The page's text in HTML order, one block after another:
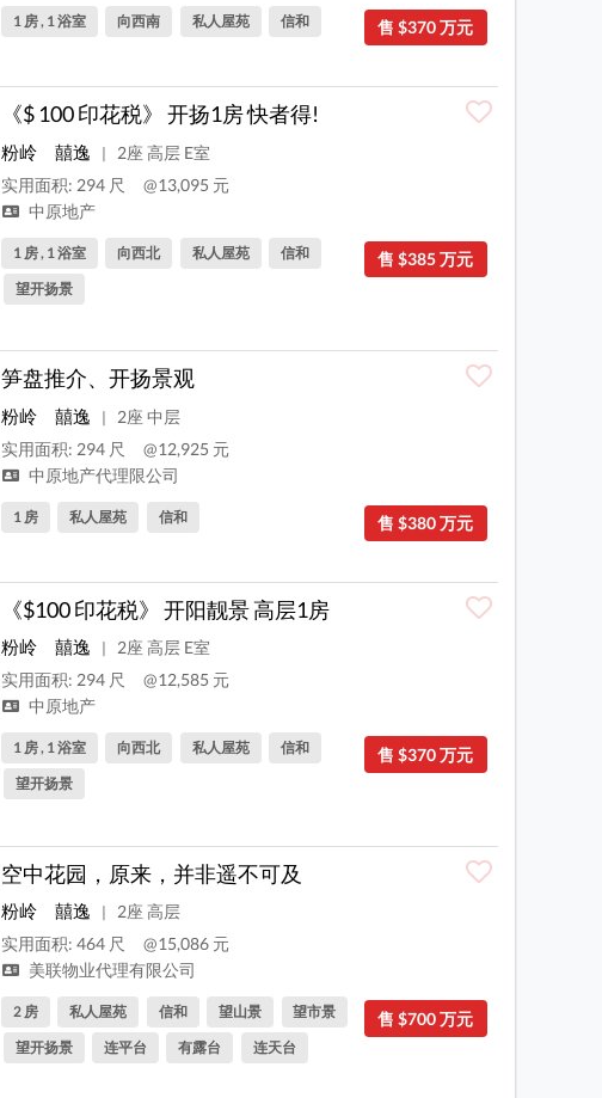
售 $370 万元
1 房 , 1 浴室 向西南 私人屋苑 信和
《$ 100 印花税》 开扬1房 快者得!
粉岭 囍逸 |
2座 高层 E室
实用面积: 294 尺
@13,095 元
中原地产
售 $385 万元
1 房 , 1 浴室 向西北 私人屋苑
信和
望开扬景
笋盘推介、开扬景观
粉岭 囍逸 |
2座 中层
实用面积: 294 尺
@12,925 元
中原地产代理限公司
售 $380 万元
1 房 私人屋苑 信和
《$100 印花税》 开阳靓景 高层1房
粉岭 囍逸 |
2座 高层 E室
实用面积: 294 尺
@12,585 元
中原地产
售 $370 万元
1 房 , 1 浴室 向西北 私人屋苑
信和
望开扬景
空中花园，原来，并非遥不可及
粉岭 囍逸 |
2座 高层
实用面积: 464 尺
@15,086 元
美联物业代理有限公司
售 $700 万元
2 房 私人屋苑 信和 望山景
望市景
望开扬景
连平台 有露台 连天台